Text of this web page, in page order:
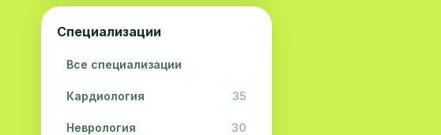
Специализации
Все специализации
Кардиология 35
Неврология 30